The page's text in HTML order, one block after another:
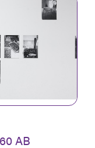
AB